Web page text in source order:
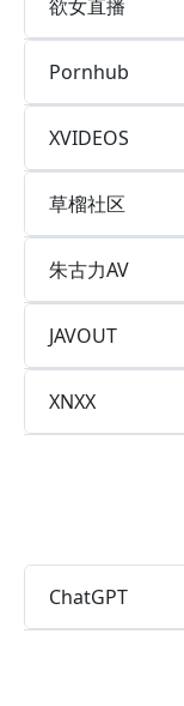
欲女直播
Pornhub
XVIDEOS
草榴社区
朱古力AV
JAVOUT
XNXX
ChatGPT